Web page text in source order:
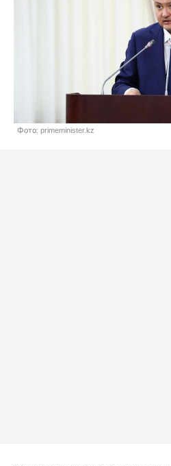
Фото: primeminister.kz